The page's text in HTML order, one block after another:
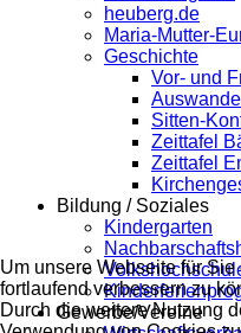
heuberg.de
Maria-Mutter-
Geschichte
Vor- und
Sitten-
Zeittafel
Zeittafel
Bildung / Soziales
Kindergarten
Gewerbe/Vereine
Um unsere Webseite für
fortlaufend verbessern zu
Durch die weitere Nutzung